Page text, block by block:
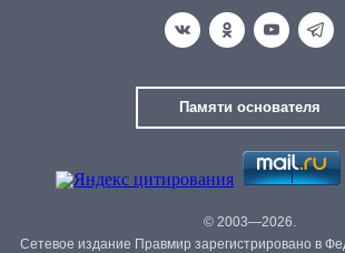
Памяти основателя
© 2003—2026.
Сетевое издание Правмир зарегистрировано в